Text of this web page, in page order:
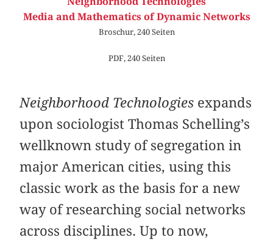
Media and Mathematics of Dynamic Networks
Broschur, 240 Seiten
PDF, 240 Seiten
Neighborhood Technologies expands
upon sociologist Thomas Schelling’s
wellknown study of segregation in
major American cities, using this
classic work as the basis for a new
way of researching social networks
across disciplines. Up to now,